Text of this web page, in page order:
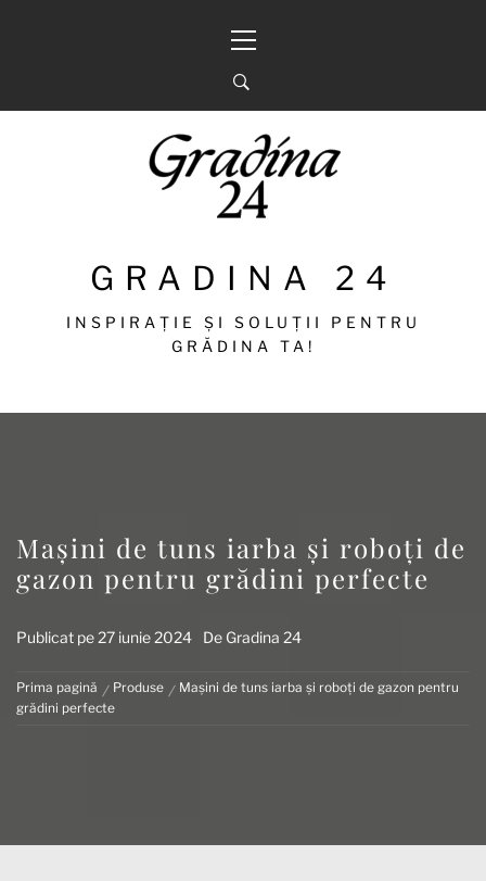
principal
GRADINA 24
INSPIRAȚIE ȘI SOLUȚII PENTRU
GRĂDINA TA!
Mașini de tuns iarba și roboți de
gazon pentru grădini perfecte
Publicat pe 27 iunie 2024 De Gradina 24
Prima pagină Produse
Mașini de tuns iarba și roboți de gazon pentru
grădini perfecte